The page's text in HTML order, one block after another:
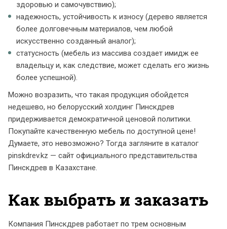
здоровью и самочувствию);
надежность, устойчивость к износу (дерево является
более долговечным материалов, чем любой
искусственно созданный аналог);
статусность (мебель из массива создает имидж ее
владельцу и, как следствие, может сделать его жизнь
более успешной).
Можно возразить, что такая продукция обойдется
недешево, но белорусский холдинг Пинскдрев
придерживается демократичной ценовой политики.
Покупайте качественную мебель по доступной цене!
Думаете, это невозможно? Тогда загляните в каталог
pinskdrev.kz — сайт официального представительства
Пинскдрев в Казахстане.
Как выбрать и заказать
Компания Пинскдрев работает по трем основным